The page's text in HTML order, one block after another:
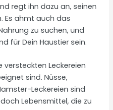
regt ihn dazu an, seinen
Es ahmt auch das
zu suchen, und
für Dein Haustier sein.
Leckereien
sind. Nüsse,
Leckereien sind
Lebensmittel, die zu